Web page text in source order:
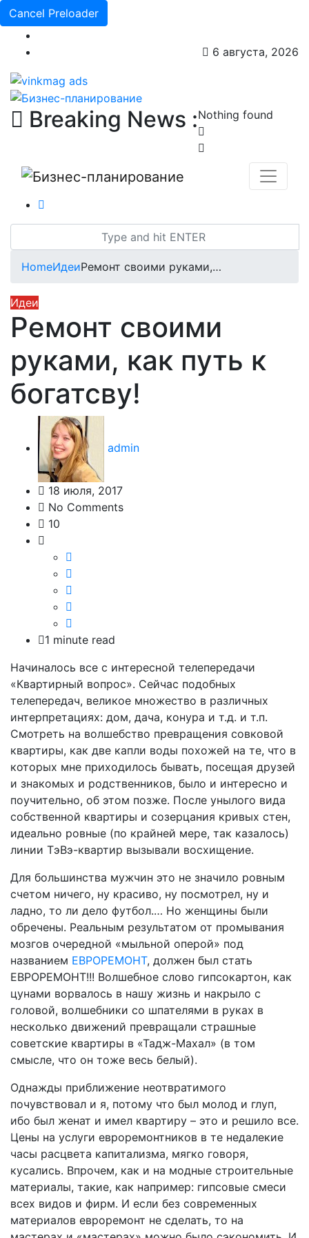
Cancel Preloader
6 августа, 2026
Breaking News :Nothing found
HomeИдеиРемонт своими руками,…
Идеи
Ремонт своими
руками, как путь к
богатсву!
admin
18 июля, 2017
No Comments
10
1 minute read
Начиналось все с интересной телепередачи
«Квартирный вопрос». Сейчас подобных
телепередач, великое множество в различных
интерпретациях: дом, дача, конура и т.д. и т.п.
Смотреть на волшебство превращения совковой
квартиры, как две капли воды похожей на те, что в
которых мне приходилось бывать, посещая друзей
и знакомых и родственников, было и интересно и
поучительно, об этом позже. После унылого вида
собственной квартиры и созерцания кривых стен,
идеально ровные (по крайней мере, так казалось)
линии ТэВэ-квартир вызывали восхищение.
Для большинства мужчин это не значило ровным
счетом ничего, ну красиво, ну посмотрел, ну и
ладно, то ли дело футбол.… Но женщины были
обречены. Реальным результатом от промывания
мозгов очередной «мыльной оперой» под
названием ЕВРОРЕМОНТ, должен был стать
ЕВРОРЕМОНТ!!! Волшебное слово гипсокартон, как
цунами ворвалось в нашу жизнь и накрыло с
головой, волшебники со шпателями в руках в
несколько движений превращали страшные
советские квартиры в «Тадж-Махал» (в том
смысле, что он тоже весь белый).
Однажды приближение неотвратимого
почувствовал и я, потому что был молод и глуп,
ибо был женат и имел квартиру – это и решило все.
Цены на услуги евроремонтников в те недалекие
часы расцвета капитализма, мягко говоря,
кусались. Впрочем, как и на модные строительные
материалы, такие, как например: гипсовые смеси
всех видов и фирм. И если без современных
материалов евроремонт не сделать, то на